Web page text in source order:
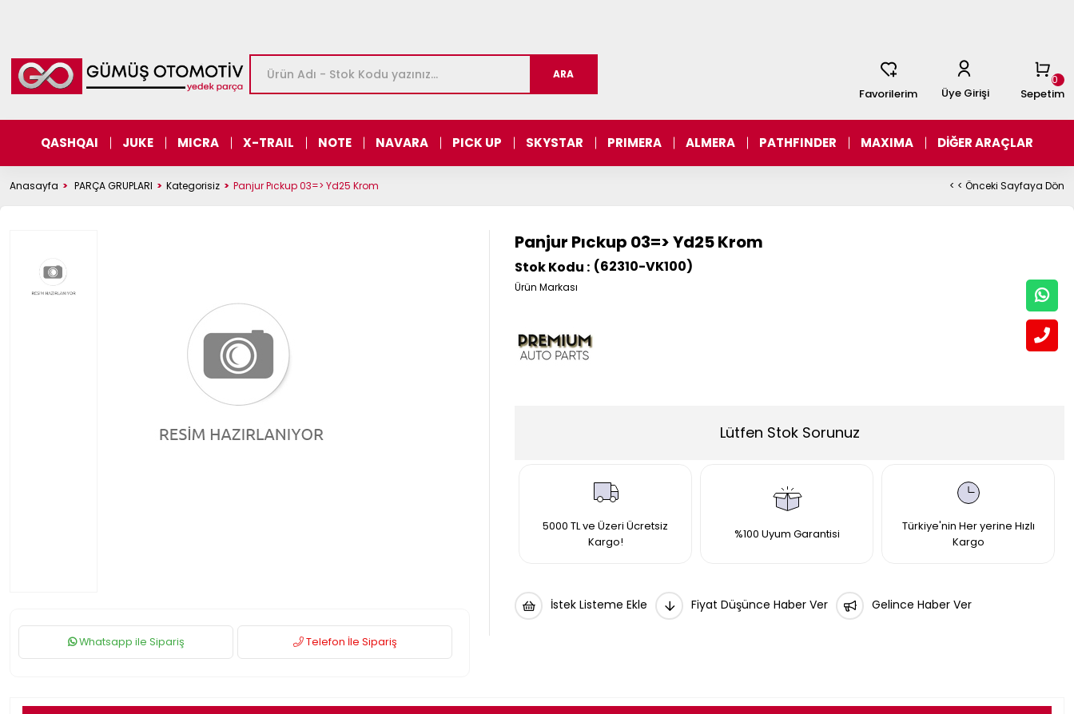
Sepetim
0
Favorilerim
Üye Girişi
QASHQAI JUKE MICRA X-TRAIL NOTE NAVARA PICK UP SKYSTAR PRIMERA ALMERA PATHFINDER MAXIMA DİĞER ARAÇLAR
Anasayfa PARÇA GRUPLARI Kategorisiz Panjur Pıckup 03=> Yd25 Krom < < Önceki Sayfaya Dön
Whatsapp ile Sipariş Telefon İle Sipariş
Panjur Pıckup 03=> Yd25 Krom
(62310-VK100)
Lütfen Stok Sorunuz
5000 TL ve Üzeri Ücretsiz
Kargo!
%100 Uyum Garantisi
Türkiye'nin Her yerine Hızlı
Kargo
İstek Listeme Ekle Fiyat Düşünce Haber Ver Gelince Haber Ver